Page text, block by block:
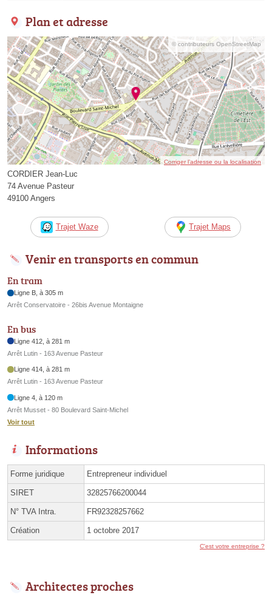
Plan et adresse
© contributeurs OpenStreetMap
Corriger l’adresse ou la localisation
CORDIER Jean-Luc
74 Avenue Pasteur
49100 Angers
Trajet Waze Trajet Maps
Venir en transports en commun
En tram
Ligne B, à 305 m
Arrêt Conservatoire - 26bis Avenue Montaigne
En bus
Ligne 412, à 281 m
Arrêt Lutin - 163 Avenue Pasteur
Ligne 414, à 281 m
Arrêt Lutin - 163 Avenue Pasteur
Ligne 4, à 120 m
Arrêt Musset - 80 Boulevard Saint-Michel
Voir tout
Informations
Forme juridique Entrepreneur individuel
SIRET 32825766200044
N° TVA Intra. FR92328257662
Création 1 octobre 2017
C'est votre entreprise ?
Architectes proches